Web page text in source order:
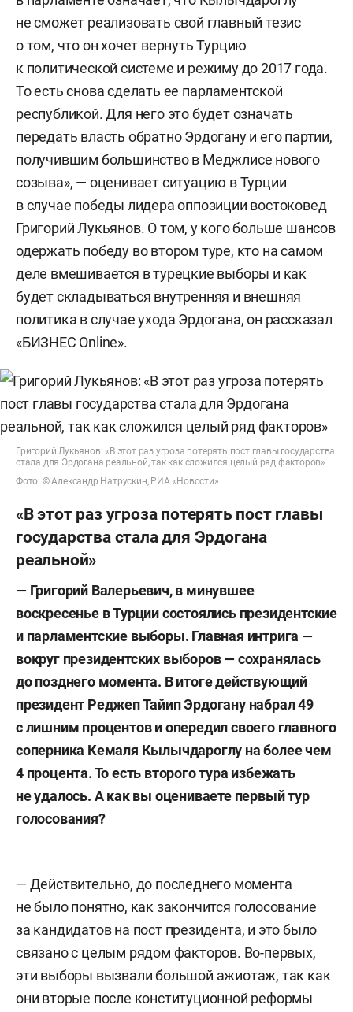
не сможет реализовать свой главный тезис
о том, что он хочет вернуть Турцию
к политической системе и режиму до 2017 года.
То есть снова сделать ее парламентской
республикой. Для него это будет означать
передать власть обратно Эрдогану и его партии,
получившим большинство в Меджлисе нового
созыва», — оценивает ситуацию в Турции
в случае победы лидера оппозиции востоковед
Григорий Лукьянов. О том, у кого больше шансов
одержать победу во втором туре, кто на самом
деле вмешивается в турецкие выборы и как
будет складываться внутренняя и внешняя
политика в случае ухода Эрдогана, он рассказал
«БИЗНЕС Online».
Григорий Лукьянов: «В этот раз угроза потерять пост главы государства
стала для Эрдогана реальной, так как сложился целый ряд факторов»
Фото: © Александр Натрускин, РИА «Новости»
«В этот раз угроза потерять пост главы
государства стала для Эрдогана
реальной»
— Григорий Валерьевич, в минувшее
воскресенье в Турции состоялись президентские
и парламентские выборы. Главная интрига —
вокруг президентских выборов — сохранялась
до позднего момента. В итоге действующий
президент Реджеп Тайип Эрдогану набрал 49
с лишним процентов и опередил своего главного
соперника Кемаля Кылычдароглу на более чем
4 процента. То есть второго тура избежать
не удалось. А как вы оцениваете первый тур
голосования?
— Действительно, до последнего момента
не было понятно, как закончится голосование
за кандидатов на пост президента, и это было
связано с целым рядом факторов. Во-первых,
эти выборы вызвали большой ажиотаж, так как
они вторые после конституционной реформы